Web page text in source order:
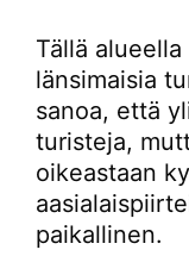
Tällä
länsimaisia
sanoa, että
turisteja,
oikeastaan
paikallinen.